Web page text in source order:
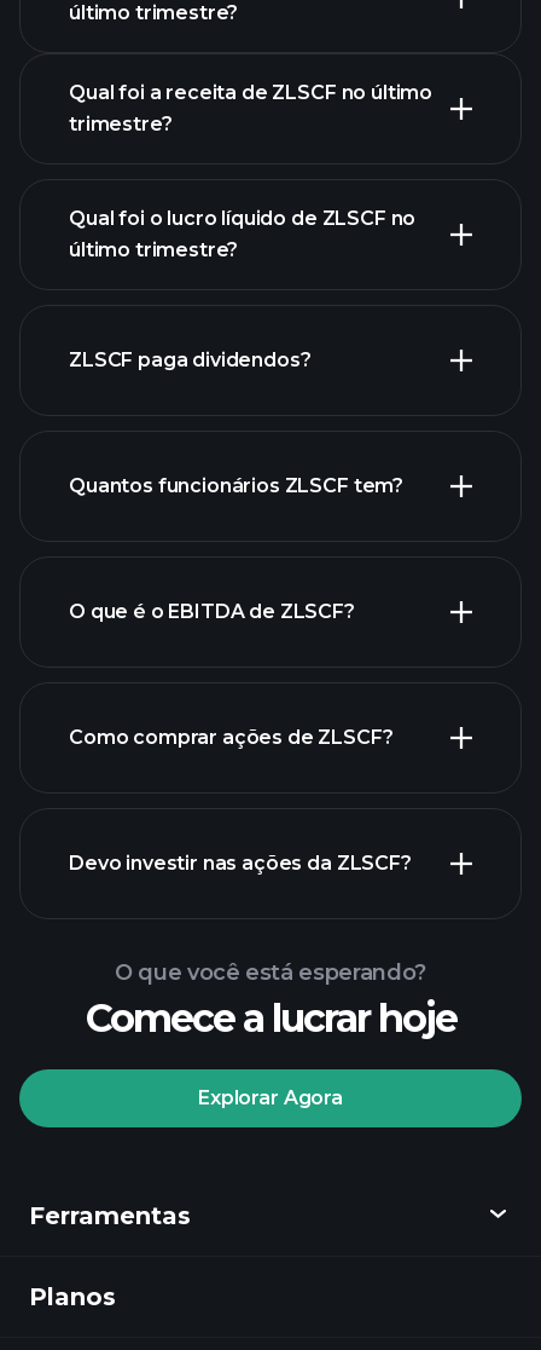
último trimestre?
lucros
de ZLSCF
Qual foi a receita de ZLSCF no último
trimestre?
relatórios
Qual foi o lucro líquido de ZLSCF no
último trimestre?
ZLSCF
ZLSCF paga dividendos?
ações de alto dividendo
Quantos funcionários ZLSCF tem?
O que é o EBITDA de ZLSCF?
ZLSCF
Como comprar ações de ZLSCF?
torneios Playtrade
corretor recomendado
Devo investir nas ações da ZLSCF?
mercado impulsionados por IA
O que você está esperando?
Comece a lucrar hoje
Explorar Agora
Ferramentas
Descobrir
Planos